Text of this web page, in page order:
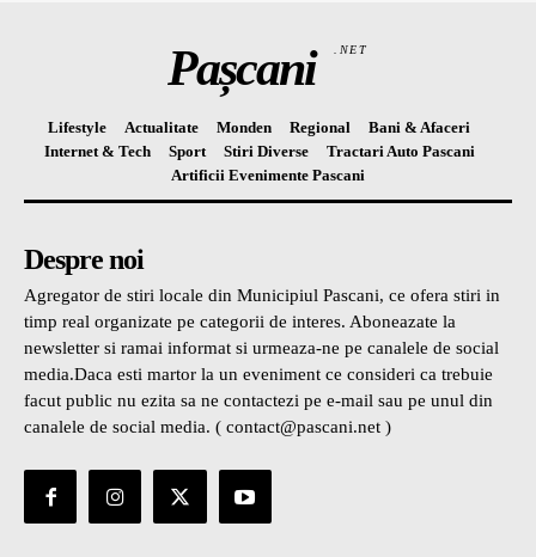
Pașcani .NET
Lifestyle Actualitate Monden Regional
Bani & Afaceri
Internet & Tech
Sport Stiri Diverse
Tractari Auto Pascani
Artificii Evenimente Pascani
Despre noi
Agregator de stiri locale din Municipiul Pascani, ce ofera stiri in
timp real organizate pe categorii de interes. Aboneazate la
newsletter si ramai informat si urmeaza-ne pe canalele de social
media.Daca esti martor la un eveniment ce consideri ca trebuie
facut public nu ezita sa ne contactezi pe e-mail sau pe unul din
canalele de social media. ( contact@pascani.net )